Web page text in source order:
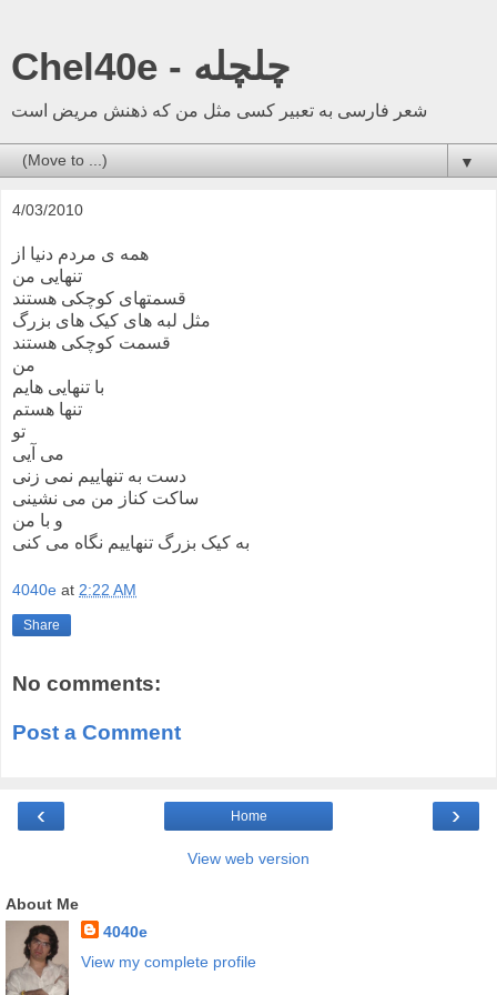
Chel40e - چلچله
شعر فارسی به تعبیر کسی مثل من که ذهنش مریض است
▼
4/03/2010
همه ی مردم دنیا از
تنهایی من
قسمتهای کوچکی هستند
مثل لبه های کیک های بزرگ
قسمت کوچکی هستند
من
با تنهایی هایم
تنها هستم
تو
می آیی
دست به تنهاییم نمی زنی
ساکت کناز من می نشینی
و با من
به کیک بزرگ تنهاییم نگاه می کنی
4040e at 2:22 AM
Share
No comments:
Post a Comment
‹ ›
Home
View web version
About Me
4040e
View my complete profile